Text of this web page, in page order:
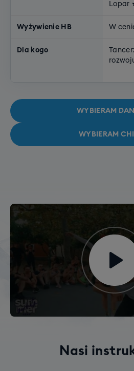
Wyżywienie HB W
Dla kogo
WYBIERAM
WYBIERAM
Nasi